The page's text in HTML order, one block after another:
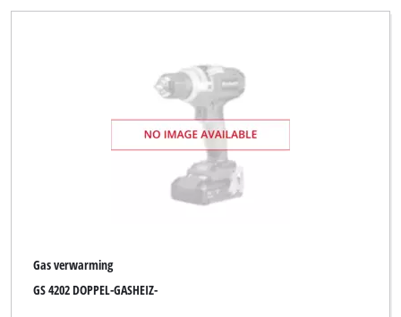
Gas verwarming
GS 4202 DOPPEL-GASHEIZ-